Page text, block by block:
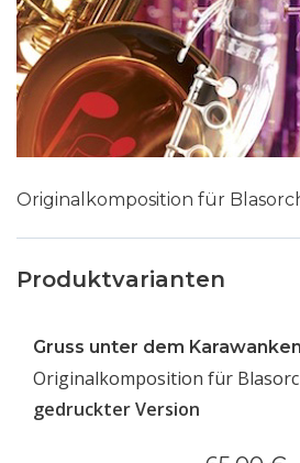
Originalkomposition für
Produktvarianten
Gruss unter dem Karawanken
Originalkomposition für
gedruckter Version